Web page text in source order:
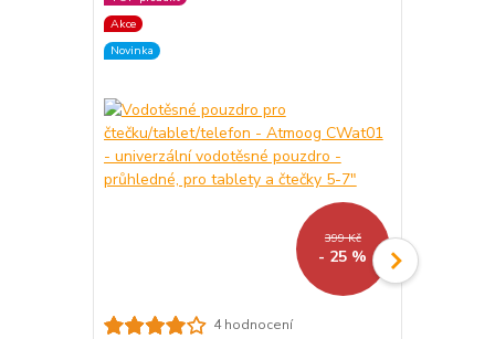
Akce
Novinka
399 Kč
- 25 %
4 hodnocení